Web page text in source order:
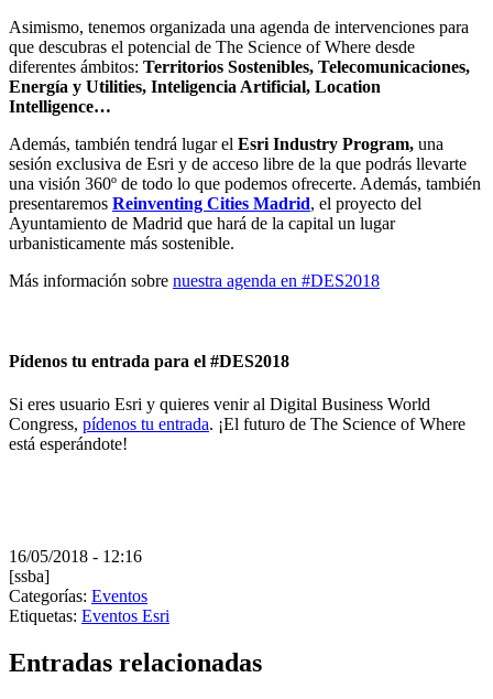
Asimismo, tenemos organizada una agenda de intervenciones para
que descubras el potencial de The Science of Where desde
diferentes ámbitos: Territorios Sostenibles, Telecomunicaciones,
Energía y Utilities, Inteligencia Artificial, Location
Intelligence…
Además, también tendrá lugar el Esri Industry Program, una
sesión exclusiva de Esri y de acceso libre de la que podrás llevarte
una visión 360º de todo lo que podemos ofrecerte. Además, también
presentaremos Reinventing Cities Madrid, el proyecto del
Ayuntamiento de Madrid que hará de la capital un lugar
urbanisticamente más sostenible.
Más información sobre nuestra agenda en #DES2018
Pídenos tu entrada para el #DES2018
Si eres usuario Esri y quieres venir al Digital Business World
Congress, pídenos tu entrada. ¡El futuro de The Science of Where
está esperándote!
16/05/2018 - 12:16
[ssba]
Categorías: Eventos
Etiquetas: Eventos Esri
Entradas relacionadas